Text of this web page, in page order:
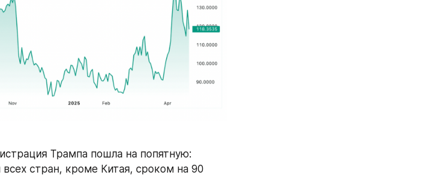
Трампа пошла на попятную:
стран, кроме Китая, сроком на 90